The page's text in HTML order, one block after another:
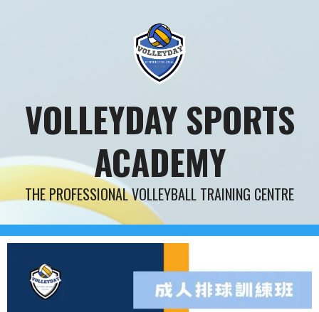
VOLLEYDAY SPORTS
ACADEMY
THE PROFESSIONAL VOLLEYBALL TRAINING CENTRE